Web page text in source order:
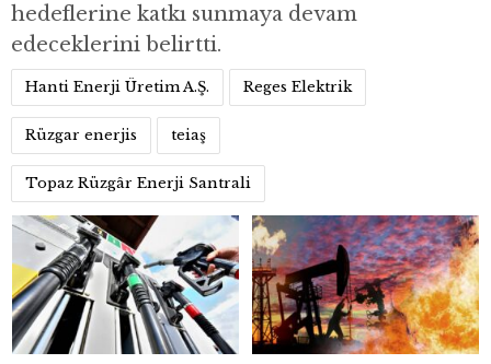
hedeflerine katkı sunmaya devam
edeceklerini belirtti.
Hanti Enerji Üretim A.Ş. Reges Elektrik
Rüzgar enerjis teiaş
Topaz Rüzgâr Enerji Santrali